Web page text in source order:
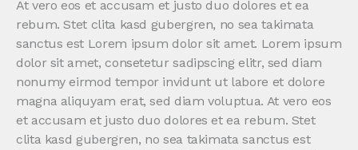
At vero eos et accusam et justo duo dolores et ea
rebum. Stet clita kasd gubergren, no sea takimata
sanctus est Lorem ipsum dolor sit amet. Lorem ipsum
dolor sit amet, consetetur sadipscing elitr, sed diam
nonumy eirmod tempor invidunt ut labore et dolore
magna aliquyam erat, sed diam voluptua. At vero eos
et accusam et justo duo dolores et ea rebum. Stet
clita kasd gubergren, no sea takimata sanctus est